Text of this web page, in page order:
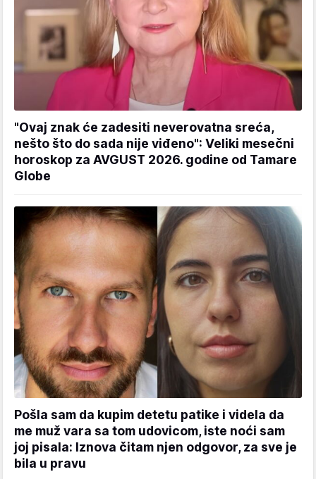
"Ovaj znak će zadesiti neverovatna sreća,
nešto što do sada nije viđeno": Veliki mesečni
horoskop za AVGUST 2026. godine od Tamare
Globe
Pošla sam da kupim detetu patike i videla da
me muž vara sa tom udovicom, iste noći sam
joj pisala: Iznova čitam njen odgovor, za sve je
bila u pravu